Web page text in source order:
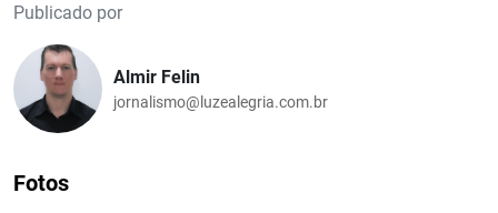
Publicado por
Almir Felin
jornalismo@luzealegria.com.br
Fotos